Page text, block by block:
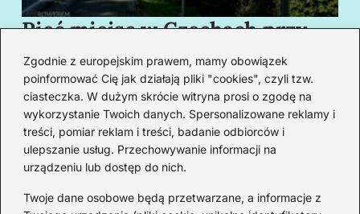
Zgodnie z europejskim prawem, mamy obowiązek
poinformować Cię jak działają pliki "cookies", czyli tzw.
ciasteczka. W dużym skrócie witryna prosi o zgodę na
wykorzystanie Twoich danych. Spersonalizowane reklamy i
treści, pomiar reklam i treści, badanie odbiorców i
ulepszanie usług. Przechowywanie informacji na
urządzeniu lub dostęp do nich.
Twoje dane osobowe będą przetwarzane, a informacje z
Pięć miejsc w Czechach przy
granicy, które cię oczarują
swoim urokiem
Redakcja
Od lat podróżuję, by poznawać świat z bliska – nie tylko
przez pryzmat zabytków, ale przede wszystkim ludzi,
smaków i codzienności.